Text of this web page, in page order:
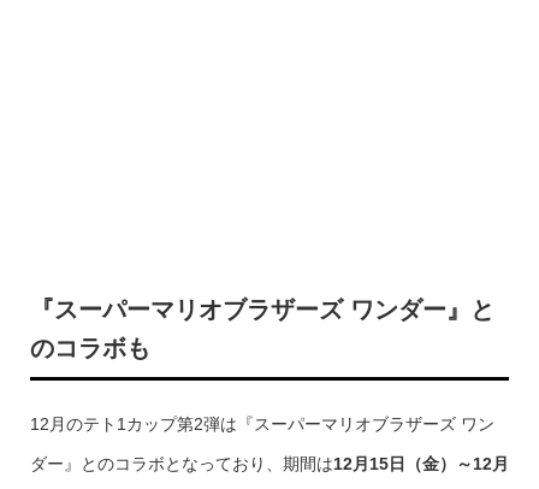
『スーパーマリオブラザーズ ワンダー』と
のコラボも
12月のテト1カップ第2弾は『スーパーマリオブラザーズ ワン
ダー』とのコラボとなっており、期間は12月15日（金）～12月